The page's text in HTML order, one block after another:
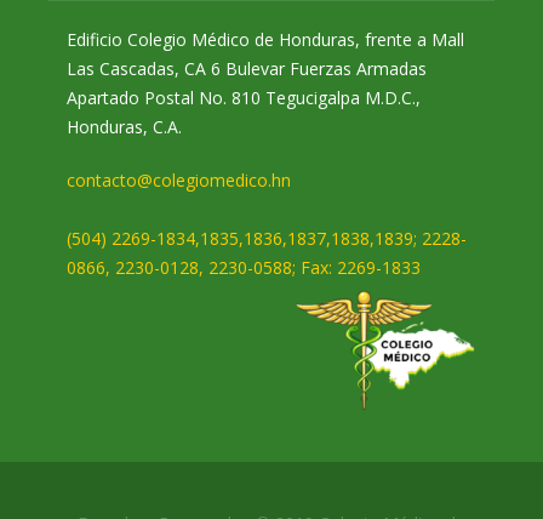
Edificio Colegio Médico de Honduras, frente a Mall
Las Cascadas, CA 6 Bulevar Fuerzas Armadas
Apartado Postal No. 810 Tegucigalpa M.D.C.,
Honduras, C.A.
contacto@colegiomedico.hn
(504) 2269-1834,1835,1836,1837,1838,1839; 2228-
0866, 2230-0128, 2230-0588; Fax: 2269-1833